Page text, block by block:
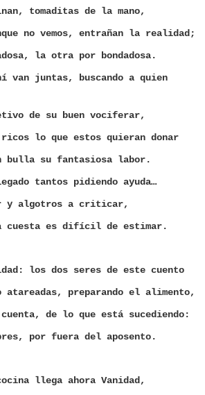
tomaditas de la mano,
no vemos, entrañan la realidad;
la otra por bondadosa.
van juntas, buscando a quien
de su buen vociferar,
lo que estos quieran donar
bulla su fantasiosa labor.
tantos pidiendo ayuda…
y algotros a criticar,
cuesta es difícil de estimar.
los dos seres de este cuento
atareadas, preparando el alimento,
de lo que está sucediendo:
por fuera del aposento.
llega ahora Vanidad,